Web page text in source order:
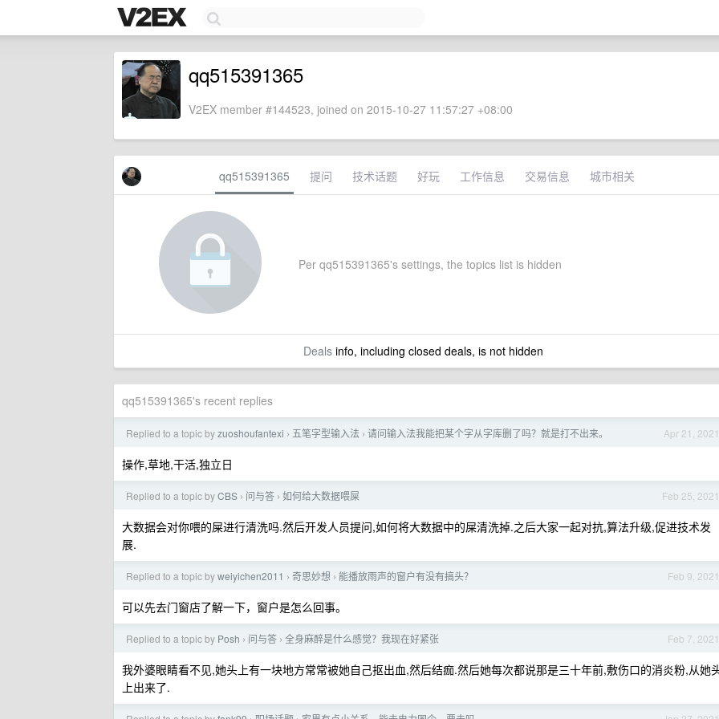
qq515391365
V2EX member #144523, joined on 2015-10-27 11:57:27 +08:00
qq515391365 提问 技术话题 好玩 工作信息 交易信息 城市相关
Per qq515391365's settings, the topics list is hidden
Dealsinfo, including closed deals, is not hidden
qq515391365's recent replies
Apr 21, 2021
Replied to a topic byzuoshoufantexi › 五笔字型输入法 › 请问输入法我能把某个字从字库删了吗？就是打不出来。
操作,草地,干活,独立日
Feb 25, 2021
Replied to a topic byCBS › 问与答 › 如何给大数据喂屎
大数据会对你喂的屎进行清洗吗.然后开发人员提问,如何将大数据中的屎清洗掉.之后大家一起对抗,算法升级,促进技术发
展.
Feb 9, 2021
Replied to a topic byweiyichen2011 › 奇思妙想 › 能播放雨声的窗户有没有搞头？
可以先去门窗店了解一下，窗户是怎么回事。
Feb 7, 2021
Replied to a topic by Posh › 问与答 › 全身麻醉是什么感觉？我现在好紧张
我外婆眼睛看不见,她头上有一块地方常常被她自己抠出血,然后结痂.然后她每次都说那是三十年前,敷伤口的消炎粉,从她
上出来了.